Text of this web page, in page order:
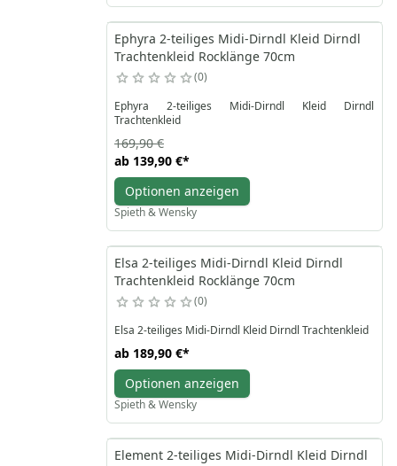
Ephyra 2-teiliges Midi-Dirndl Kleid Dirndl
Trachtenkleid Rocklänge 70cm
0
Ephyra 2-teiliges Midi-Dirndl Kleid Dirndl
Trachtenkleid
ab 139,90 €*
169,90 €
Optionen anzeigen
Spieth & Wensky
Elsa 2-teiliges Midi-Dirndl Kleid Dirndl
Trachtenkleid Rocklänge 70cm
0
Elsa 2-teiliges Midi-Dirndl Kleid Dirndl Trachtenkleid
ab 189,90 €*
Optionen anzeigen
Spieth & Wensky
Element 2-teiliges Midi-Dirndl Kleid Dirndl